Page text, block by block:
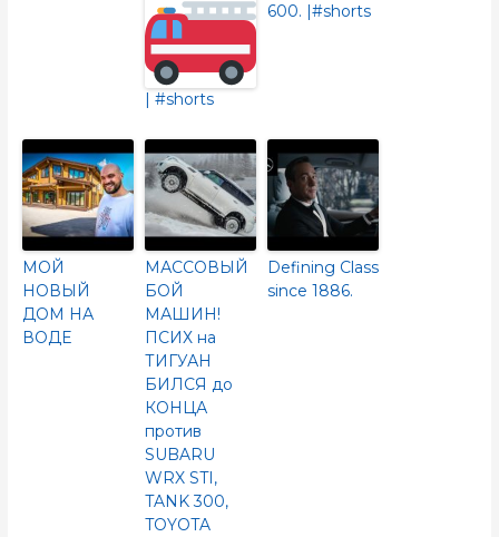
| #shorts
600.​ |#shorts
МОЙ
НОВЫЙ
ДОМ НА
ВОДЕ
МАССОВЫЙ
БОЙ
МАШИН!
ПСИХ на
ТИГУАН
БИЛСЯ до
КОНЦА
против
SUBARU
WRX STI,
TANK 300,
TOYOTA
Defining Class
since 1886.